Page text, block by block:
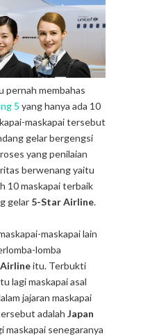
pernah membahas
5 yang hanya ada 10
maskapai tersebut
gelar bergengsi
yang penilaian
berwenang yaitu
10 maskapai terbaik
gelar 5-Star Airline.
maskapai lain
lomba
itu. Terbukti
lagi maskapai asal
jajaran maskapai
adalah Japan
maskapai senegaranya